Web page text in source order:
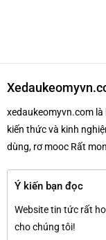
xedaukeomyvn.com
kiến thức và kinh
dùng, rơ mooc Rất
Ý kiến bạn đọc
Website tin tức rất
cho chúng tôi!